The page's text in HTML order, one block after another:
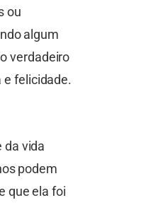
ou
algum
verdadeiro
e felicidade.
da vida
podem
que ela foi